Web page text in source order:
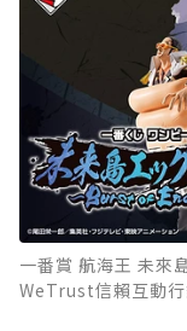
一番賞 航海王 未
WeTrust信賴互動